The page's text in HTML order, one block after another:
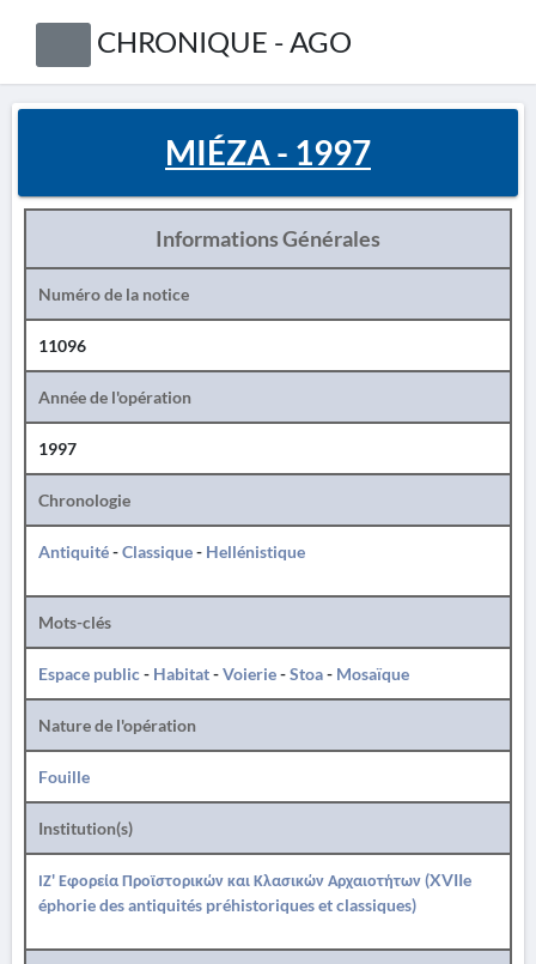
CHRONIQUE - AGO
MIÉZA - 1997
Informations Générales
Numéro de la notice
11096
Année de l'opération
1997
Chronologie
Antiquité-Classique- Hellénistique
Mots-clés
Espace public- Habitat-Voierie-Stoa- Mosaïque
Nature de l'opération
Fouille
Institution(s)
ΙΖ' Εφορεία Προϊστορικών και Κλασικών Αρχαιοτήτων (XVIIe
éphorie des antiquités préhistoriques et classiques)